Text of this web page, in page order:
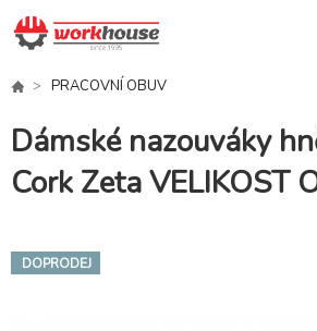
PRACOVNÍ OBUV
Dámské nazouváky
Cork Zeta VELIKOST
DOPRODEJ